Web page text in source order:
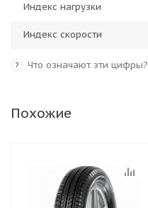
Индекс нагрузки
Индекс скорости
? Что означают эти цифры?
Похожие